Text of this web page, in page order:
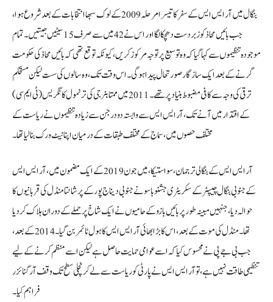
بنگال میں آر ایس ایس کے سفر کا تیسرا مرحلہ 2009 کے لوک سبھا انتخابات کے بعد شروع ہوا،
جب بائیں محاذ کو زبردست دھچکا لگا اور اس نے 42 میں سے صرف 15 سیٹیں جیتیں۔ تمام
موجودہ تنظیموں سے کہا گیا کہ وہ توسیع پر توجہ مرکوز کریں، کیونکہ توقع تھی کہ بائیں محاذ کی حکومت
گرنے کے بعد ایک سازگار صورتحال پیدا ہوگی۔ اس وقت تک، وہ سالوں کی سست لیکن مستحکم
ترقی کی وجہ سے کافی مضبوط بنیاد پر تھے۔ 2011 میں ممتا بنرجی کی ترنمول کانگریس (ٹی ایم سی)
کے اقتدار میں آنے تک، آر ایس ایس سے وابستہ دو درجن سے زیادہ تنظیموں نے ریاست کے
مختلف حصوں میں، سماج کے مختلف طبقات کے درمیان اپنا نیٹ ورک بنا لیا تھا۔
آر ایس ایس کے بنگالی ترجمان، سواستیکا، میں جون 2019 کے ایک مضمون میں، آر ایس ایس
کے جنوبی بنگال چیپٹر کے سکریٹری جشنو باسو نے جنوبی دیناج پور کے پرشانتا منڈل کی قربانیوں کا
حوالہ دیا، جنہیں مبینہ طور پر بائیں بازو کے حامیوں نے ایک شاخ پر حملے کے دوران ہلاک کر دیا
تھا۔ منڈل کی موت کے بعد، اس کا بڑا بھائی آر ایس ایس کا ہول ٹائمر بن گیا۔ 2014 کے بعد،
جب بی جے پی نے محسوس کیا کہ اسے عوامی حمایت حاصل ہے لیکن اسے منظم کرنے کے لیے
تنظیمی طاقت نہیں ہے، تو آر ایس ایس نے پارٹی کو ریاست سے لے کر نچلی سطح تک وقف آرگنائزر
فراہم کیا۔